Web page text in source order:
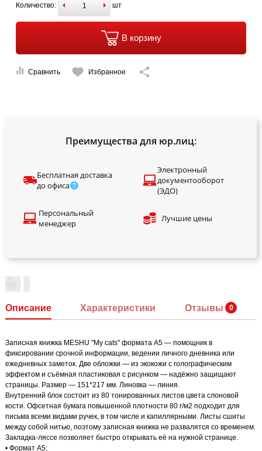
Количество: шт
В корзину
Сравнить Избранное
Преимущества для юр.лиц:
Бесплатная доставка
до офиса
Электронный
документооборот
(ЭДО)
Персональный
менеджер
Лучшие цены
Описание Характеристики Отзывы
Записная книжка MESHU "My cats" формата А5 — помощник в
фиксировании срочной информации, ведении личного дневника или
ежедневных заметок. Две обложки — из экокожи с голографическим
эффектом и съёмная пластиковая с рисунком — надёжно защищают
страницы. Размер — 151*217 мм. Линовка — линия.
Внутренний блок состоит из 80 тонированных листов цвета слоновой
кости. Офсетная бумага повышенной плотности 80 г/м2 подходит для
письма всеми видами ручек, в том числе и капиллярными. Листы сшиты
между собой нитью, поэтому записная книжка не развалятся со временем.
Закладка-ляссе позволяет быстро открывать её на нужной странице.
• Формат А5;